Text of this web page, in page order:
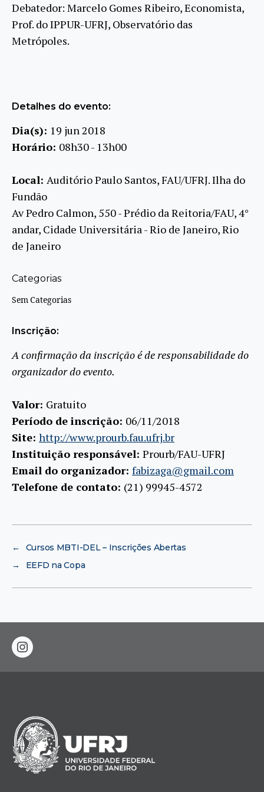
Debatedor: Marcelo Gomes Ribeiro, Economista,
Prof. do IPPUR-UFRJ, Observatório das
Metrópoles.
Detalhes do evento:
Dia(s): 19 jun 2018
Horário: 08h30 - 13h00
Local: Auditório Paulo Santos, FAU/UFRJ. Ilha do
Fundão
Av Pedro Calmon, 550 - Prédio da Reitoria/FAU, 4°
andar, Cidade Universitária - Rio de Janeiro, Rio
de Janeiro
Categorias
Sem Categorias
Inscrição:
A confirmação da inscrição é de responsabilidade do
organizador do evento.
Valor: Gratuito
Período de inscrição: 06/11/2018
Site: http://www.prourb.fau.ufrj.br
Instituição responsável: Prourb/FAU-UFRJ
Email do organizador: fabizaga@gmail.com
Telefone de contato: (21) 99945-4572
←
Cursos MBTI-DEL – Inscrições Abertas
→
EEFD na Copa
instagram